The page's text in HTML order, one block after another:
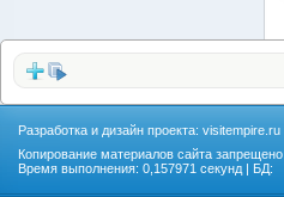
Разработка и дизайн проекта: visitempire.ru
Копирование материалов сайта запрещено
Время выполнения: 0,157971 секунд | БД: